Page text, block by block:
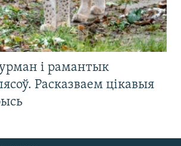
і рамантык
Расказваем цікавыя